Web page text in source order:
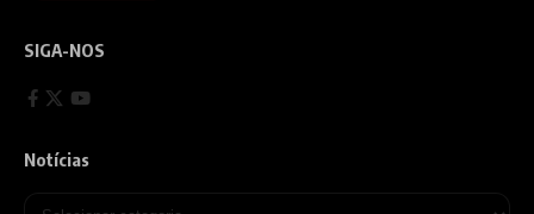
SIGA-NOS
Notícias